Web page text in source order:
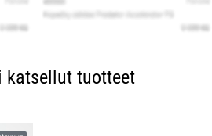
katsellut tuotteet